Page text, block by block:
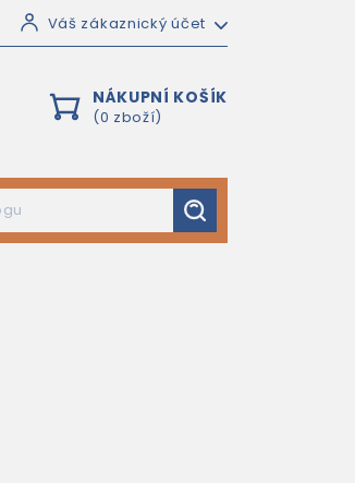
Váš zákaznický účet
NÁKUPNÍ KOŠÍK
(0 zboží)